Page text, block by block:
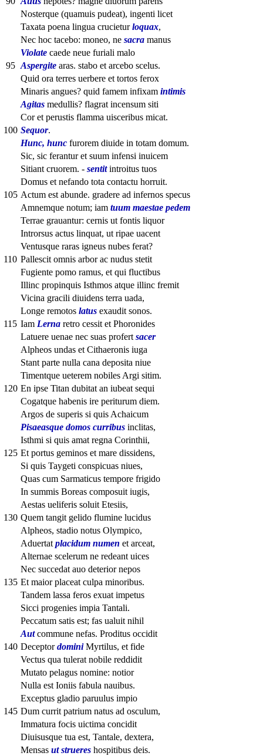
Nosterque (quamuis pudeat), ingenti licet
Taxata poena lingua crucieturloquax,
Nec hoc tacebo: moneo, ne sacra manus
Violate caede neue furiali malo
95 Aspergite aras. stabo et arcebo scelus.
Quid ora terres uerbere et tortos ferox
Minaris angues? quid famem infixam intimis
Agitas medullis? flagrat incensum siti
Cor et perustis flamma uisceribus micat.
100 Sequor.
Hunc, hunc furorem diuide in totam domum.
Sic, sic ferantur et suum infensi inuicem
Sitiant cruorem. - sentitintroitus tuos
Domus et nefando tota contactu horruit.
105 Actum est abunde. gradere ad infernos specus
Amnemque notum; iam tuum maestae pedem
Terrae grauantur: cernis ut fontis liquor
Introrsus actus linquat, ut ripae uacent
Ventusque raras igneus nubes ferat?
110 Pallescit omnis arbor ac nudus stetit
Fugiente pomo ramus, et qui fluctibus
Illinc propinquis Isthmos atque illinc fremit
Vicina gracili diuidens terra uada,
Longe remotos latus exaudit sonos.
115 Iam Lerna retro cessit et Phoronides
Latuere uenae nec suas profert sacer
Alpheos undas et Cithaeronis iuga
Stant parte nulla cana deposita niue
Timentque ueterem nobiles Argi sitim.
120 En ipse Titan dubitat an iubeat sequi
Cogatque habenis ire periturum diem.
Argos de superis si quis Achaicum
Pisaeasque domos curribus inclitas,
Isthmi si quis amat regna Corinthii,
125 Et portus geminos et mare dissidens,
Si quis Taygeti conspicuas niues,
Quas cum Sarmaticus tempore frigido
In summis Boreas composuit iugis,
Aestas ueliferis soluit Etesiis,
130 Quem tangit gelido flumine lucidus
Alpheos, stadio notus Olympico,
Aduertat placidum numen et arceat,
Alternae scelerum ne redeant uices
Nec succedat auo deterior nepos
135 Et maior placeat culpa minoribus.
Tandem lassa feros exuat impetus
Sicci progenies impia Tantali.
Peccatum satis est; fas ualuit nihil
Autcommune nefas. Proditus occidit
140 DeceptordominiMyrtilus, et fide
Vectus qua tulerat nobile reddidit
Mutato pelagus nomine: notior
Nulla est Ioniis fabula nauibus.
Exceptus gladio paruulus impio
145 Dum currit patrium natus ad osculum,
Immatura focis uictima concidit
Diuisusque tua est, Tantale, dextera,
Mensas ut strueres hospitibus deis.